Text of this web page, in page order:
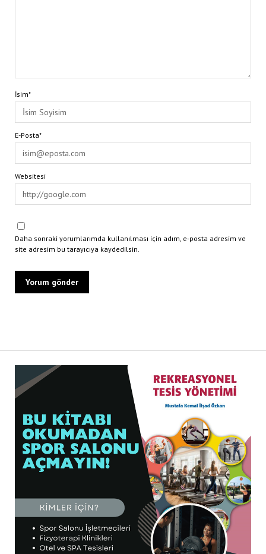
İsim*
E-Posta*
Websitesi
Daha sonraki yorumlarımda kullanılması için adım, e-posta adresim ve
site adresim bu tarayıcıya kaydedilsin.